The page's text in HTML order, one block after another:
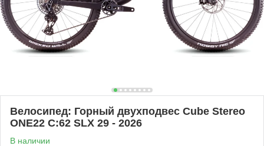
Велосипед: Горный двухподвес Cube Stereo
ONE22 C:62 SLX 29 - 2026
В наличии